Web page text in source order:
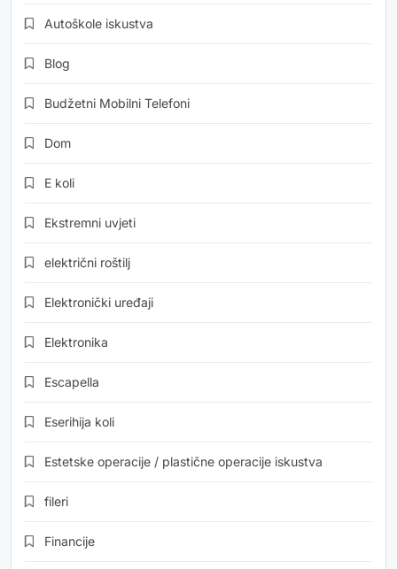
Autoškole iskustva
Blog
Budžetni Mobilni Telefoni
Dom
E koli
Ekstremni uvjeti
električni roštilj
Elektronički uređaji
Elektronika
Escapella
Eserihija koli
Estetske operacije / plastične operacije iskustva
fileri
Financije